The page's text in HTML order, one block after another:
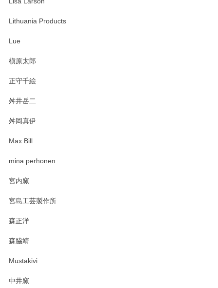
Lithuania Products
Lue
槇原太郎
正守千絵
舛井岳二
舛岡真伊
Max Bill
mina perhonen
宮内窯
宮島工芸製作所
森正洋
森脇靖
Mustakivi
中井窯